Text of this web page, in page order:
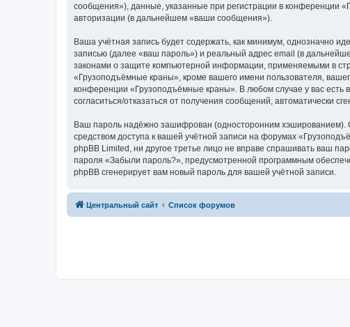
сообщения»), данные, указанные при регистрации в конференции
авторизации (в дальнейшем «ваши сообщения»).
Ваша учётная запись будет содержать, как минимум, однозначно
записью (далее «ваш пароль») и реальный адрес email (в
законами о защите компьютерной информации, применяемыми в
«Грузоподъёмные краны», кроме вашего имени пользователя,
конференции «Грузоподъёмные краны». В любом случае у вас есть
согласиться/отказаться от получения сообщений, автоматически
Ваш пароль надёжно зашифрован (односторонним хэшированием).
средством доступа к вашей учётной записи на форумах
phpBB Limited, ни другое третье лицо не вправе спрашивать ваш
пароля «Забыли пароль?», предусмотренной программным
phpBB сгенерирует вам новый пароль для вашей учётной записи.
Центральный сайт Список форумов